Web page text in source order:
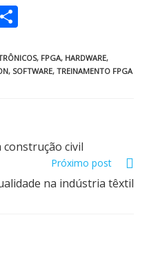
ar
e
, FPGA, HARDWARE,
, SOFTWARE, TREINAMENTO FPGA
civil
Próximo post
na indústria têxtil